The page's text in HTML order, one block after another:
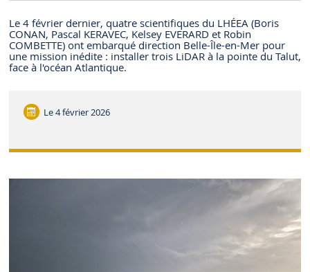
Le 4 février dernier, quatre scientifiques du LHÉEA (Boris
CONAN, Pascal KERAVEC, Kelsey EVERARD et Robin
COMBETTE) ont embarqué direction Belle-Île-en-Mer pour
une mission inédite : installer trois LiDAR à la pointe du Talut,
face à l'océan Atlantique.
Le4 février 2026